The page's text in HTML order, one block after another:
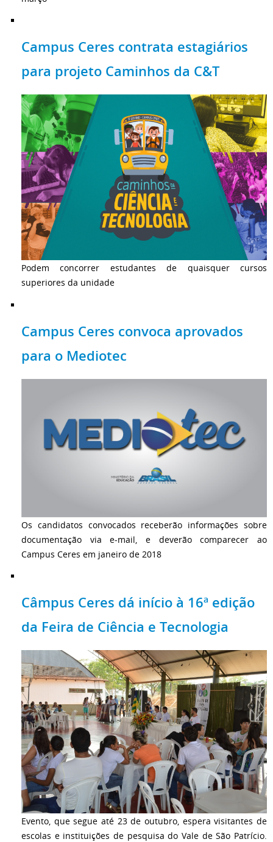
Campus Ceres contrata estagiários
para projeto Caminhos da C&T
Podem concorrer estudantes de quaisquer cursos
superiores da unidade
Campus Ceres convoca aprovados
para o Mediotec
Os candidatos convocados receberão informações sobre
documentação via e-mail, e deverão comparecer ao
Campus Ceres em janeiro de 2018
Câmpus Ceres dá início à 16ª edição
da Feira de Ciência e Tecnologia
Evento, que segue até 23 de outubro, espera visitantes de
escolas e instituições de pesquisa do Vale de São Patrício.